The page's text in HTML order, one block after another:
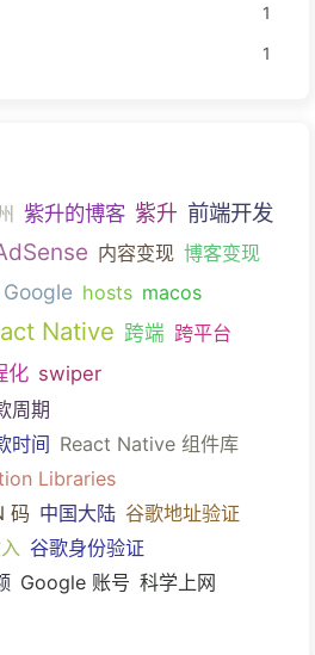
1
1
紫升的博客 紫升 前端开发
内容变现 博客变现
Google hosts macos
Native 跨端 跨平台
化 swiper
周期
时间 React Native 组件库
Libraries
码 中国大陆 谷歌地址验证
谷歌身份验证
Google 账号 科学上网